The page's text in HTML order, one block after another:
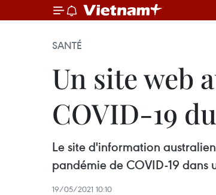
SANTÉ
Un site web
COVID-19
Le site d'information
pandémie de COVID-19 dans
19/05/2021 10:10